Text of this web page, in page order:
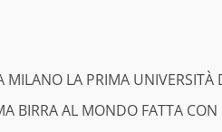
MILANO LA PRIMA UNIVERSITÀ
BIRRA AL MONDO FATTA CON